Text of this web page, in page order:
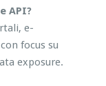
API?
e-
focus su
exposure.